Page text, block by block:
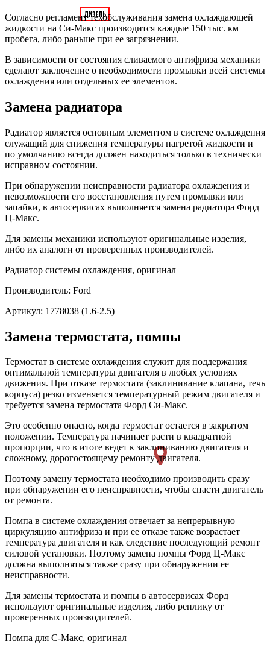
Согласно регламент техобслуживания замена охлаждающей
жидкости на Си-Макс производится каждые 150 тыс. км
пробега, либо раньше при ее загрязнении.
В зависимости от состояния сливаемого антифриза механики
cделают заключение о необходимости промывки всей системы
охлаждения или отдельных ее элементов.
Замена радиатора
Радиатор является основным элементом в системе охлаждения
служащий для снижения температуры нагретой жидкости и
по умолчанию всегда должен находиться только в технически
исправном состоянии.
При обнаружении неисправности радиатора охлаждения и
невозможности его восстановления путем промывки или
запайки, в автосервисах выполняется замена радиатора Форд
Ц-Макс.
Для замены механики используют оригинальные изделия,
либо их аналоги от проверенных производителей.
Радиатор системы охлаждения, оригинал
Производитель: Ford
Артикул: 1778038 (1.6-2.5)
Замена термостата, помпы
Термостат в системе охлаждения служит для поддержания
оптимальной температуры двигателя в любых условиях
движения. При отказе термостата (заклинивание клапана, течь
корпуса) резко изменяется температурный режим двигателя и
требуется замена термостата Форд Си-Макс.
Это особенно опасно, когда термостат остается в закрытом
положении. Температура начинает расти в квадратной
пропорции, что в итоге ведет к заклиниванию двигателя и
сложному, дорогостоящему ремонту двигателя.
Поэтому замену термостата необходимо производить сразу
при обнаружении его неисправности, чтобы спасти двигатель
от ремонта.
Помпа в системе охлаждения отвечает за непрерывную
циркуляцию антифриза и при ее отказе также возрастает
температура двигателя и как следствие последующий ремонт
силовой установки. Поэтому замена помпы Форд Ц-Макс
должна выполняться также сразу при обнаружении ее
неисправности.
Для замены термостата и помпы в автосервисах Форд
используют оригинальные изделия, либо реплику от
проверенных производителей.
Помпа для С-Макс, оригинал